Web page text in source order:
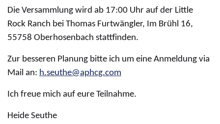
Die Versammlung wird ab 17:00 Uhr auf der Little
Rock Ranch bei Thomas Furtwängler, Im Brühl 16,
55758 Oberhosenbach stattfinden.
Zur besseren Planung bitte ich um eine Anmeldung via
Mail an: h.seuthe@aphcg.com
Ich freue mich auf eure Teilnahme.
Heide Seuthe